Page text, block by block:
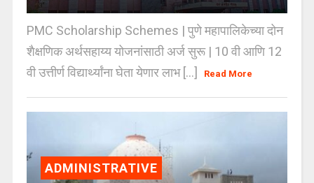
PMC Scholarship Schemes | पुणे महापालिकेच्या दोन
शैक्षणिक अर्थसहाय्य योजनांसाठी अर्ज सुरू | 10 वी आणि 12
वी उत्तीर्ण विद्यार्थ्यांना घेता येणार लाभ [...]
Read More
ADMINISTRATIVE